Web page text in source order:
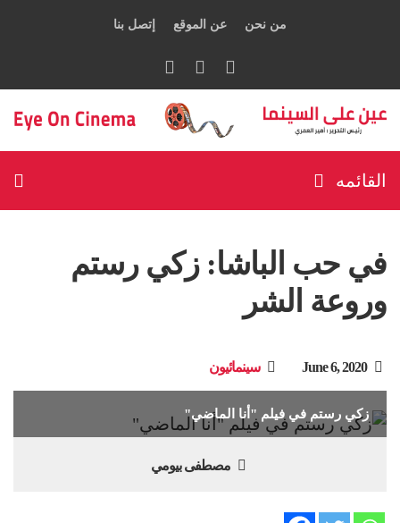
من نحن عن الموقع إتصل بنا
القائمه
في حب الباشا: زكي رستم
وروعة الشر
June 6, 2020 سينمائيون
زكي رستم في فيلم "أنا الماضي"
مصطفى بيومي